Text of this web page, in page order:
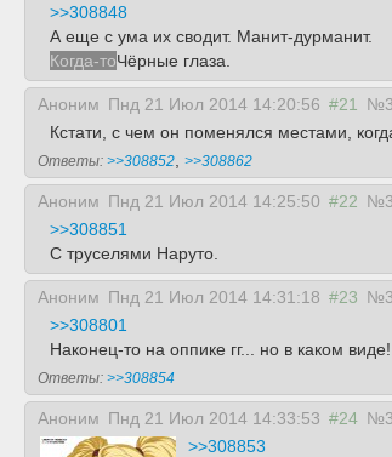
>>308848
А еще с ума их сводит. Манит-дурманит.
Когда-тоЧёрные глаза.
Аноним Пнд 21 Июл 2014 14:20:56 #21
Кстати, с чем он поменялся местами,
Ответы: >>308852 >>308862
Аноним Пнд 21 Июл 2014 14:25:50 #22
>>308851
С труселями Наруто.
Аноним Пнд 21 Июл 2014 14:31:18 #23
>>308801
Наконец-то на оппике гг... но в каком виде!
Ответы: >>308854
Аноним Пнд 21 Июл 2014 14:33:53 #24
>>308853